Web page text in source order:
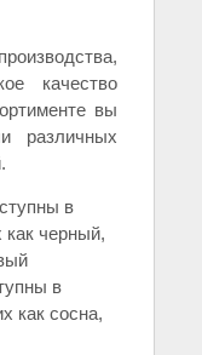
качество
вы
различных
в
как черный,
в
как сосна,